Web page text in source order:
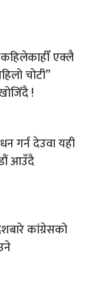
एक्लै
चोटी”
!
गर्न देउवा यही
आउँदै
कांग्रेसको